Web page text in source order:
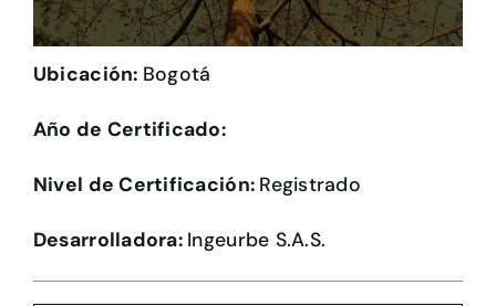
Herramientas
Credenciales
Ubicación: Bogotá
Año de Certificado:
Nivel de Certificación: Registrado
Desarrolladora: Ingeurbe S.A.S.